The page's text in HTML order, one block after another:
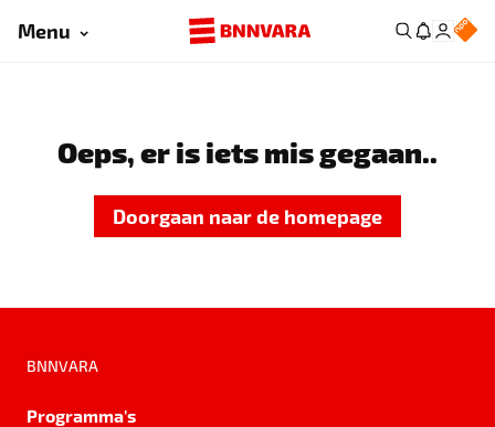
Menu
Oeps, er is iets mis gegaan..
Doorgaan naar de homepage
BNNVARA
Programma's